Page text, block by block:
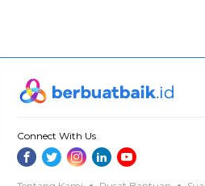
yang sempat alami sakit
kini kondisi kaki Mak Unah
masih aktif mencari kayu
pagi hari lalu baru akan
Connect With Us